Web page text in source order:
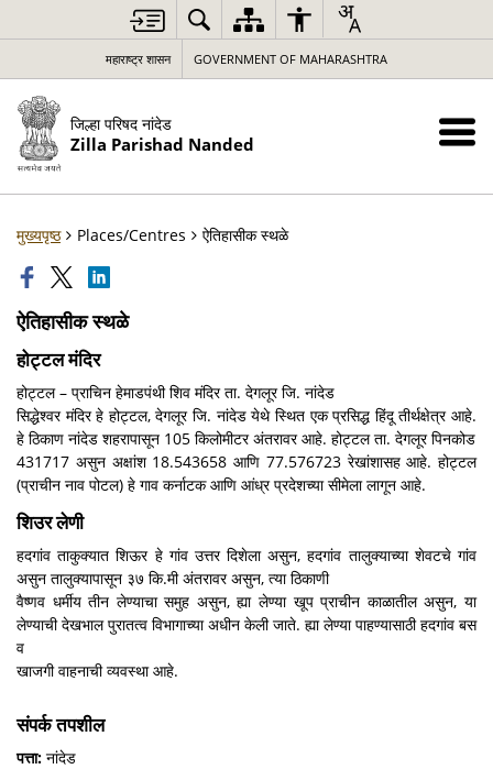
महाराष्ट्र शासन GOVERNMENT OF MAHARASHTRA
जिल्हा परिषद नांदेड
Zilla Parishad Nanded
मुख्यपृष्ठ Places/Centres ऐतिहासीक स्थळे
ऐतिहासीक स्थळे
होट्टल मंदिर
होट्टल – प्राचिन हेमाडपंथी शिव मंदिर ता. देगलूर जि. नांदेड
सिद्धेश्वर मंदिर हे होट्टल, देगलूर जि. नांदेड येथे स्थित एक प्रसिद्ध हिंदू तीर्थक्षेत्र आहे.
हे ठिकाण नांदेड शहरापासून 105 किलोमीटर अंतरावर आहे. होट्टल ता. देगलूर पिनकोड
431717 असुन अक्षांश 18.543658 आणि 77.576723 रेखांशासह आहे. होट्टल
(प्राचीन नाव पोटल) हे गाव कर्नाटक आणि आंध्र प्रदेशच्या सीमेला लागून आहे.
शिउर लेणी
हदगांव ताकुक्यात शिऊर हे गांव उत्तर दिशेला असुन, हदगांव तालुक्याच्या शेवटचे गांव
असुन तालुक्यापासून ३७ कि.मी अंतरावर असुन, त्या ठिकाणी
वैष्णव धर्मीय तीन लेण्याचा समुह असुन, ह्या लेण्या खूप प्राचीन काळातील असुन, या
लेण्याची देखभाल पुरातत्व विभागाच्या अधीन केली जाते. ह्या लेण्या पाहण्यासाठी हदगांव बस
व
खाजगी वाहनाची व्यवस्था आहे.
संपर्क तपशील
पत्ता: नांदेड